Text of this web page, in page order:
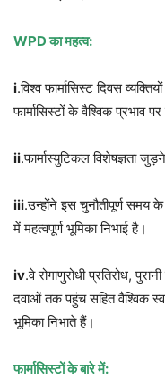
WPDका महत्व:
i.विश्व फार्मासिस्ट दिवस
फार्मासिस्टों के वैश्विक प्रभाव
ii.फार्मास्युटिकल विशेषज्ञता
iii.उन्होंने इस चुनौतीपूर्ण समय के
में महत्वपूर्ण भूमिका निभाई है।
iv.वे रोगाणुरोधी प्रतिरोध,
दवाओं तक पहुंच सहित वैश्विक
भूमिका निभाते हैं।
फार्मासिस्टों के बारे में: